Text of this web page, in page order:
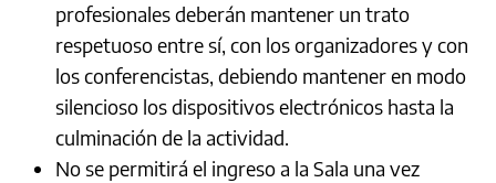
profesionales deberán mantener un trato
respetuoso entre sí, con los organizadores y con
los conferencistas, debiendo mantener en modo
silencioso los dispositivos electrónicos hasta la
culminación de la actividad.
No se permitirá el ingreso a la Sala una vez